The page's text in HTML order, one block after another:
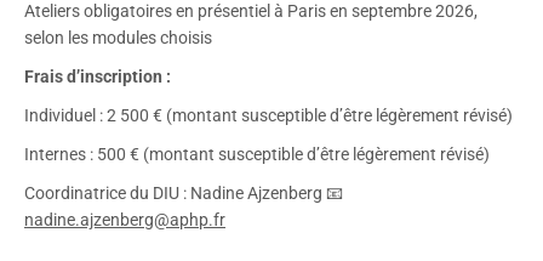
Ateliers obligatoires en présentiel à Paris en septembre 2026,
selon les modules choisis
Frais d’inscription :
Individuel : 2 500 € (montant susceptible d’être légèrement révisé)
Internes : 500 € (montant susceptible d’être légèrement révisé)
Coordinatrice du DIU : Nadine Ajzenberg 📧
nadine.ajzenberg@aphp.fr